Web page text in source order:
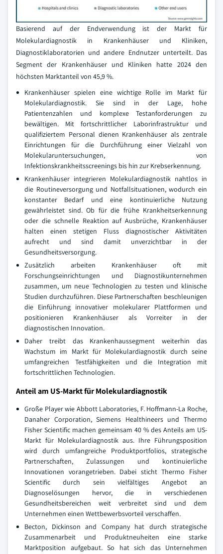
Basierend auf der Endverwendung ist der Markt für
Molekulardiagnostik in Krankenhäuser und Kliniken,
Diagnostiklaboratorien und andere Endnutzer unterteilt. Das
Segment der Krankenhäuser und Kliniken hatte 2024 den
höchsten Marktanteil von 45,9 %.
Krankenhäuser spielen eine wichtige Rolle im Markt für
Molekulardiagnostik. Sie sind in der Lage, hohe
Patientenzahlen und komplexe Testanforderungen zu
bewältigen. Mit fortschrittlicher Laborinfrastruktur und
qualifiziertem Personal dienen Krankenhäuser als zentrale
Einrichtungen für die Durchführung einer Vielzahl von
Molekularuntersuchungen, von
Infektionskrankheitsscreenings bis hin zur Krebserkennung.
Krankenhäuser integrieren Molekulardiagnostik nahtlos in
die Routineversorgung und Notfallsituationen, wodurch ein
konstanter Bedarf und eine kontinuierliche Nutzung
gewährleistet sind. Ob für die frühe Krankheitserkennung
oder die schnelle Reaktion auf Ausbrüche, Krankenhäuser
halten einen stetigen Fluss diagnostischer Aktivitäten
aufrecht und sind damit unverzichtbar in der
Gesundheitsversorgung.
Zusätzlich arbeiten Krankenhäuser oft mit
Forschungseinrichtungen und Diagnostikunternehmen
zusammen, um neue Technologien zu testen und klinische
Studien durchzuführen. Diese Partnerschaften beschleunigen
die Einführung innovativer molekularer Plattformen und
positionieren Krankenhäuser als Vorreiter in der
diagnostischen Innovation.
Daher treibt das Krankenhaussegment weiterhin das
Wachstum im Markt für Molekulardiagnostik durch seine
umfangreichen Testfähigkeiten und die Integration mit
fortschrittlichen Technologien.
Anteil am US-Markt für Molekulardiagnostik
Große Player wie Abbott Laboratories, F. Hoffmann-La Roche,
Danaher Corporation, Siemens Healthineers und Thermo
Fisher Scientific machen gemeinsam 40 % des Anteils am US-
Markt für Molekulardiagnostik aus. Ihre Führungsposition
wird durch umfangreiche Produktportfolios, strategische
Partnerschaften, Zulassungen und kontinuierliche
Innovationen vorangetrieben. Dabei sticht Thermo Fisher
Scientific durch sein vielfältiges Angebot an
Diagnoselösungen hervor, die in verschiedenen
Gesundheitsbereichen weit verbreitet sind und dem
Unternehmen einen Wettbewerbsvorteil verschaffen.
Becton, Dickinson and Company hat durch strategische
Zusammenarbeit und Produktneuheiten eine starke
Marktposition aufgebaut. So hat sich das Unternehmen